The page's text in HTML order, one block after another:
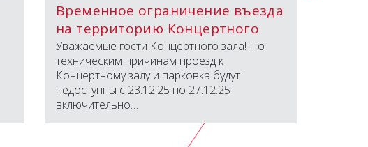
Временное ограничение въезда
на территорию Концертного
зала
Уважаемые гости Концертного зала! По
техническим причинам проезд к
Концертному залу и парковка будут
недоступны с 23.12.25 по 27.12.25
включительно…